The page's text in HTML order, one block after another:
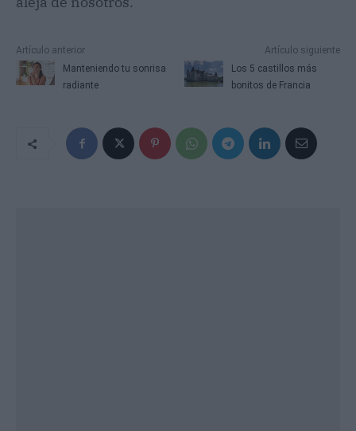
Artículo anterior
Manteniendo tu sonrisa
radiante
Artículo siguiente
Los 5 castillos más
bonitos de Francia